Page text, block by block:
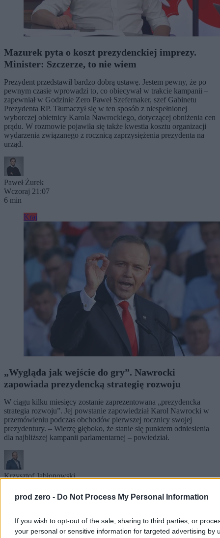
prod zero - Do Not Process My Personal Information
If you wish to opt-out of the sale, sharing to third parties, or
your personal or sensitive information for targeted advertising by
Mazurek pyta o koszt prezydenckiej imprezy.
Minister: Szczerze, to nie wiem
Prezydent przedstawił bardzo dobrą ustawę. Jestem pewny, że po
pewnym czasie wprowadzi to, co obiecywał w trakcie kampanii –
zapewniał w Godzinie Zero Paweł Szefernaker, szef Gabinetu
Prezydenta RP. Tłumaczył się w ten sposób z niespełnionej
wyborczej obietnicy Karola Nawrockiego, dotyczącej obniżenia cen
prądu. W rozmowie pojawiła się także kwestia kosztu organizacji
wydarzenia związanego z rocznicą zaprzysiężenia prezydenta na
urząd.
Paweł Żurek
Wczoraj 21:07
6 min
Kraj
„Wygląda jak wejście do gry”. Nawrocki
zapowiada prezydencką strategię rozwoju
W ciągu kilku miesięcy zostanie zaprezentowana „prezydencka
strategia rozwoju”. Jej powstanie zapowiedział Karol Nawrocki w
przemówieniu podczas obchodów pierwszej rocznicy swojej
prezydentury. – Wierzę głęboko, że stanie się punktem odniesienia
dla najbliższej kampanii parlamentarnej – powiedział.
Krzysztof Jabłonowski
4 min